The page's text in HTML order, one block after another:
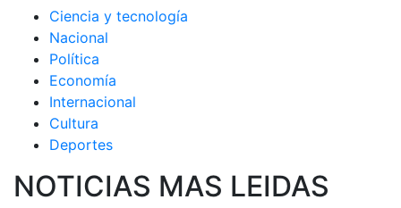
Ciencia y tecnología
Nacional
Política
Economía
Internacional
Cultura
Deportes
NOTICIAS MAS LEIDAS